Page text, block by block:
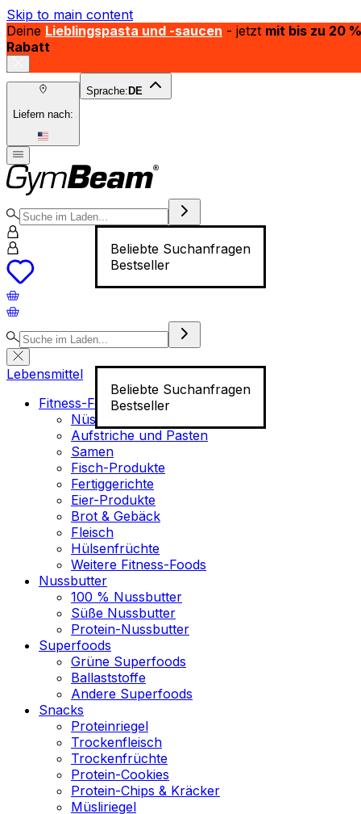
Skip to main content
Deine Lieblingspasta und -saucen - jetzt mit bis zu 20 %
Rabatt
Liefern nach:
Sprache: DE
Beliebte Suchanfragen
Bestseller
Beliebte Suchanfragen
Bestseller
Lebensmittel
Fitness-Food
Nüsse
Aufstriche und Pasten
Samen
Fisch-Produkte
Fertiggerichte
Eier-Produkte
Brot & Gebäck
Fleisch
Hülsenfrüchte
Weitere Fitness-Foods
Nussbutter
100 % Nussbutter
Süße Nussbutter
Protein-Nussbutter
Superfoods
Grüne Superfoods
Ballaststoffe
Andere Superfoods
Snacks
Proteinriegel
Trockenfleisch
Trockenfrüchte
Protein-Cookies
Protein-Chips & Kräcker
Müsliriegel